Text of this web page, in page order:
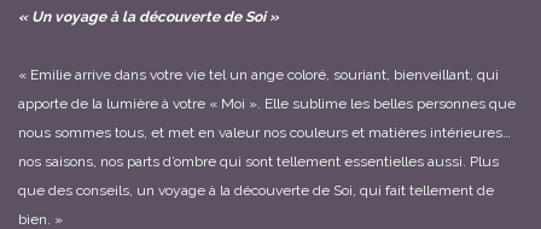
« Un voyage à la découverte de Soi »
« Emilie arrive dans votre vie tel un ange coloré, souriant, bienveillant, qui
apporte de la lumière à votre « Moi ». Elle sublime les belles personnes que
nous sommes tous, et met en valeur nos couleurs et matières intérieures…
nos saisons, nos parts d’ombre qui sont tellement essentielles aussi. Plus
que des conseils, un voyage à la découverte de Soi, qui fait tellement de
bien. »